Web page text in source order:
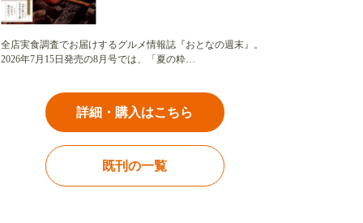
全店実食調査でお届けするグルメ情報誌『おとなの週末』。
2026年7月15日発売の8月号では、「夏の粋…
詳細・購入はこちら
既刊の一覧